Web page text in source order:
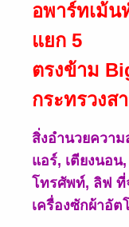
อพาร์ทเม้น
แยก 5
ตรงข้าม
กระทรวงส
สิ่งอำนวยความ
แอร์, เตียงนอน
โทรศัพท์, ลิฟ ที่
เครื่องซักผ้าอั